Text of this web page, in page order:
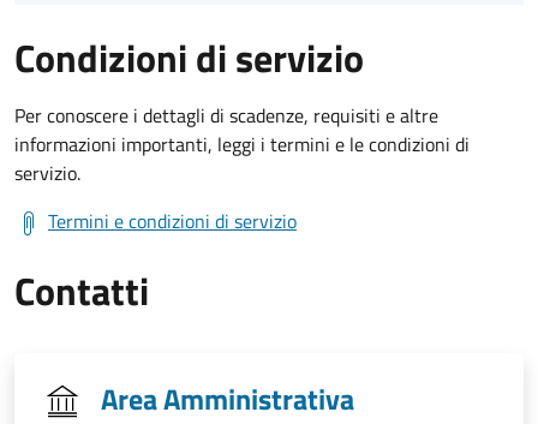
Condizioni di servizio
Per conoscere i dettagli di scadenze, requisiti e altre
informazioni importanti, leggi i termini e le condizioni di
servizio.
Termini e condizioni di servizio
Contatti
Area Amministrativa